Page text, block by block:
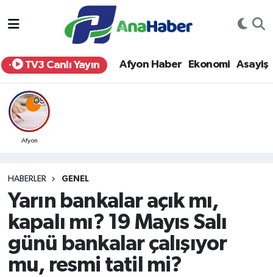
TV3 Canlı Yayın Afyon Haber Ekonomi Asayiş
Afyon
HABERLER GENEL
Yarın bankalar açık mı,
kapalı mı? 19 Mayıs Salı
günü bankalar çalışıyor
mu, resmi tatil mi?
Yurt Haber
Afyon Haber
Ekonomi
Siyaset
Eğitim
Sağlık
Teknoloji
Afyonkarahisar Nöbetçi Eczaneler
Afyonkarahisar Hava Durumu
Afyonkarahisar Namaz Vakitleri
Afyonkarahisar Trafik Yoğunluk Haritası
Tüm Manşetler
Son Dakika Haberleri
Haber Arşivi